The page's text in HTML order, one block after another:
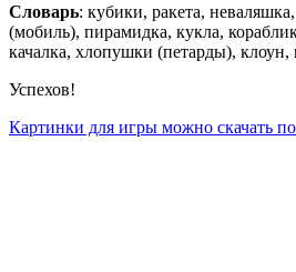
Словарь: кубики, ракета,
(мобиль), пирамидка, кукла,
качалка, хлопушки (петарды),
Успехов!
Картинки для игры можно скачать